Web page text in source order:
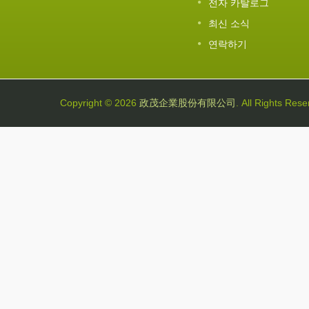
전자 카탈로그
최신 소식
연락하기
Copyright © 2026 政茂企業股份有限公司 . All Rights